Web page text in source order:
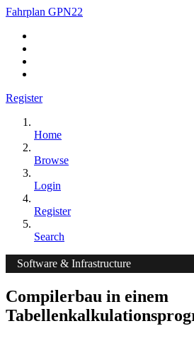
Fahrplan GPN22
Register
Home
Browse
Login
Register
Search
Software & Infrastructure
Compilerbau in einem